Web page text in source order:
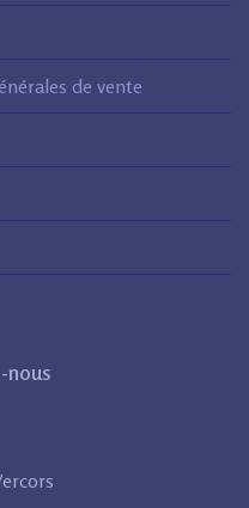
de vente
nous